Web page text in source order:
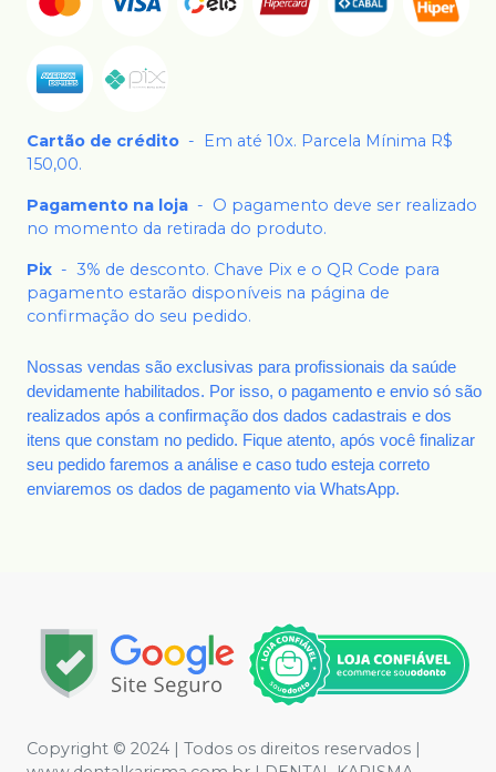
Cartão de crédito -
Em até 10x. Parcela Mínima R$
150,00.
Pagamento na loja - O pagamento deve ser realizado
no momento da retirada do produto.
Pix - 3% de desconto. Chave Pix e o QR Code para
pagamento estarão disponíveis na página de
confirmação do seu pedido.
Nossas vendas são exclusivas para profissionais da saúde
devidamente habilitados. Por isso, o pagamento e envio só são
realizados após a confirmação dos dados cadastrais e dos
itens que constam no pedido. Fique atento, após você finalizar
seu pedido faremos a análise e caso tudo esteja correto
enviaremos os dados de pagamento via WhatsApp.
Copyright © 2024 | Todos os direitos reservados |